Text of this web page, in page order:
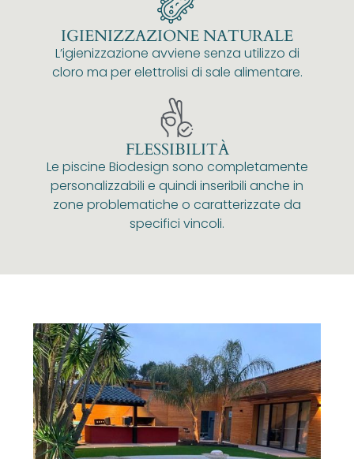
IGIENIZZAZIONE NATURALE
L’igienizzazione avviene senza utilizzo di
cloro ma per elettrolisi di sale alimentare.
FLESSIBILITÀ
Le piscine Biodesign sono completamente
personalizzabili e quindi inseribili anche in
zone problematiche o caratterizzate da
specifici vincoli.